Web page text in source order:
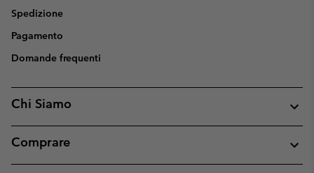
Spedizione
Pagamento
Domande frequenti
Chi Siamo
Comprare